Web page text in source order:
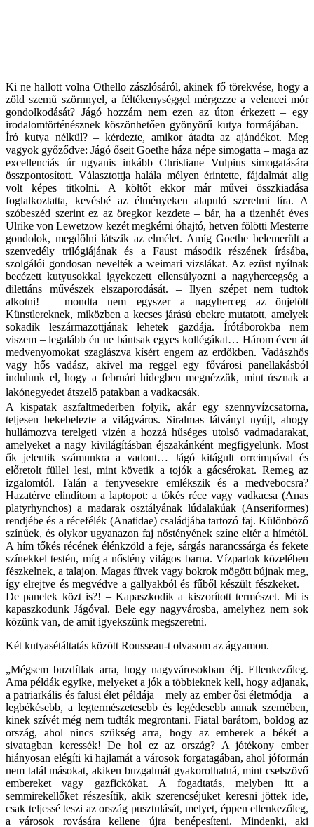
Ki ne hallott volna Othello zászlósáról, akinek fő törekvése, hogy a
zöld szemű szörnnyel, a féltékenységgel mérgezze a velencei mór
gondolkodását? Jágó hozzám nem ezen az úton érkezett – egy
irodalomtörténésznek köszönhetően gyönyörű kutya formájában. –
Író kutya nélkül? – kérdezte, amikor átadta az ajándékot. Meg
vagyok győződve: Jágó őseit Goethe háza népe simogatta – maga az
excellenciás úr ugyanis inkább Christiane Vulpius simogatására
összpontosított. Választottja halála mélyen érintette, fájdalmát alig
volt képes titkolni. A költőt ekkor már művei összkiadása
foglalkoztatta, kevésbé az élményeken alapuló szerelmi líra. A
szóbeszéd szerint ez az öregkor kezdete – bár, ha a tizenhét éves
Ulrike von Lewetzow kezét megkérni óhajtó, hetven fölötti Mesterre
gondolok, megdőlni látszik az elmélet. Amíg Goethe belemerült a
szenvedély trilógiájának és a Faust második részének írásába,
szolgálói gondosan nevelték a weimari vizslákat. Az ezüst nyílnak
becézett kutyusokkal igyekezett ellensúlyozni a nagyhercegség a
dilettáns művészek elszaporodását. – Ilyen szépet nem tudtok
alkotni! – mondta nem egyszer a nagyherceg az önjelölt
Künstlereknek, miközben a kecses járású ebekre mutatott, amelyek
sokadik leszármazottjának lehetek gazdája. Írótáborokba nem
viszem – legalább én ne bántsak egyes kollégákat… Három éven át
medvenyomokat szaglászva kísért engem az erdőkben. Vadászhős
vagy hős vadász, akivel ma reggel egy fővárosi panellakásból
indulunk el, hogy a februári hidegben megnézzük, mint úsznak a
lakónegyedet átszelő patakban a vadkacsák.
A kispatak aszfaltmederben folyik, akár egy szennyvízcsatorna,
teljesen bekebelezte a világváros. Siralmas látványt nyújt, ahogy
hullámozva terelgeti vizén a hozzá hűséges utolsó vadmadarakat,
amelyeket a nagy kivilágításban éjszakánként megfigyelünk. Most
ők jelentik számunkra a vadont… Jágó kitágult orrcimpával és
előretolt füllel lesi, mint követik a tojók a gácsérokat. Remeg az
izgalomtól. Talán a fenyvesekre emlékszik és a medvebocsra?
Hazatérve elindítom a laptopot: a tőkés réce vagy vadkacsa (Anas
platyrhynchos) a madarak osztályának lúdalakúak (Anseriformes)
rendjébe és a récefélék (Anatidae) családjába tartozó faj. Különböző
színűek, és olykor ugyanazon faj nőstényének színe eltér a hímétől.
A hím tőkés récének élénkzöld a feje, sárgás narancssárga és fekete
színekkel testén, míg a nőstény világos barna. Vízpartok közelében
fészkelnek, a talajon. Magas füvek vagy bokrok mögött bújnak meg,
így elrejtve és megvédve a gallyakból és fűből készült fészkeket. –
De panelek közt is?! – Kapaszkodik a kiszorított természet. Mi is
kapaszkodunk Jágóval. Bele egy nagyvárosba, amelyhez nem sok
közünk van, de amit igyekszünk megszeretni.
Két kutyasétáltatás között Rousseau-t olvasom az ágyamon.
„Mégsem buzdítlak arra, hogy nagyvárosokban élj. Ellenkezőleg.
Ama példák egyike, melyeket a jók a többieknek kell, hogy adjanak,
a patriarkális és falusi élet példája – mely az ember ősi életmódja – a
legbékésebb, a legtermészetesebb és legédesebb annak szemében,
kinek szívét még nem tudták megrontani. Fiatal barátom, boldog az
ország, ahol nincs szükség arra, hogy az emberek a békét a
sivatagban keressék! De hol ez az ország? A jótékony ember
hiányosan elégíti ki hajlamát a városok forgatagában, ahol jóformán
nem talál másokat, akiken buzgalmát gyakorolhatná, mint cselszövő
embereket vagy gazfickókat. A fogadtatás, melyben itt a
semmirekellőket részesítik, akik szerencséjüket keresni jöttek ide,
csak teljessé teszi az ország pusztulását, melyet, éppen ellenkezőleg,
a városok rovására kellene újra benépesíteni. Mindenki, aki